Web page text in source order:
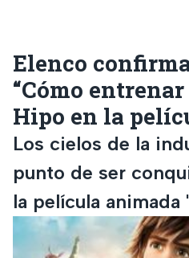
Elenco
“Cómo
Hipo en la
Los cielos de la
punto de ser
la película